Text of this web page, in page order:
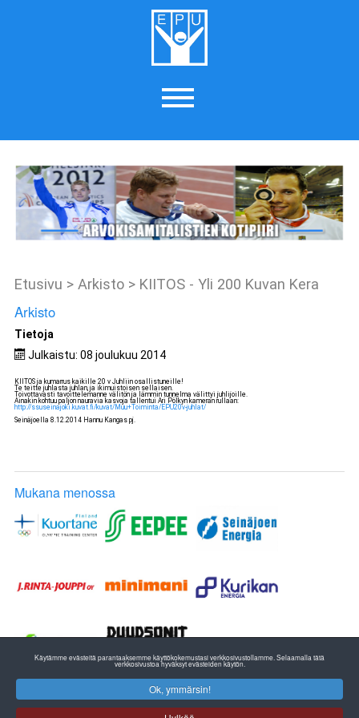
Etusivu > Arkisto > KIITOS - Yli 200 Kuvan Kera
Arkisto
Tietoja
Julkaistu: 08 joulukuu 2014
KIITOS ja kumarrus kaikille 20 v Juhliin osallistuneille!
Te teitte juhlasta juhlan, ja ikimuistoisen sellaisen.
Toivottavasti tavoittelemanne välitön ja lämmin tunnelma välittyi juhlijoille.
Ainakin kohtuu paljon nauravia kasvoja tallentui Ari Pölkyn kameran rullaan:
http://ssuseinajoki.kuvat.fi/kuvat/Muu+Toiminta/EPU20v-juhlat/
Seinäjoella 8.12.2014 Hannu Kangas pj.
Mukana menossa
Käytämme evästeitä parantaaksemme käyttökokemustasi verkkosivustollamme. Selaamalla tätä
verkkosivustoa hyväksyt evästeiden käytön.
Ok, ymmärsin!